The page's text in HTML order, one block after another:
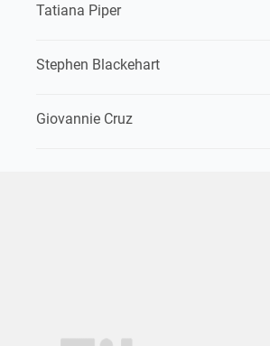
Tatiana Piper
Stephen Blackehart
Giovannie Cruz